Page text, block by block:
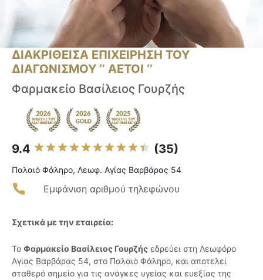
ΔΙΑΚΡΙΘΕΙΣΑ ΕΠΙΧΕΙΡΗΣΗ ΤΟΥ
ΔΙΑΓΩΝΙΣΜΟΥ ‘’ ΑΕΤΟΙ ‘’
Φαρμακείο Βασίλειος Γουρζής
9.4 (35)
Παλαιό Φάληρο, Λεωφ. Αγίας Βαρβάρας 54
Εμφάνιση αριθμού τηλεφώνου
Σχετικά με την εταιρεία:
Το Φαρμακείο Βασίλειος Γουρζής εδρεύει στη Λεωφόρο
Αγίας Βαρβάρας 54, στο Παλαιό Φάληρο, και αποτελεί
σταθερό σημείο για τις ανάγκες υγείας και ευεξίας της